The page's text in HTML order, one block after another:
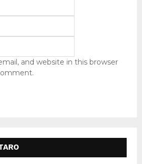
and website in this browser